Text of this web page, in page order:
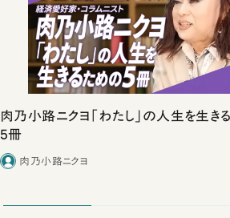
肉乃小路ニクヨ「わたし」の人生を生き
5冊
肉乃小路ニクヨ